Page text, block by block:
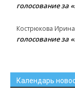
голосование за
Кострюкова Ирина
голосование за
Календарь